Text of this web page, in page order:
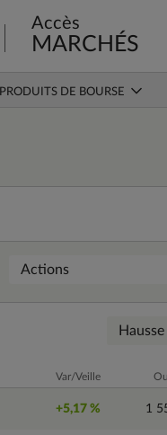
Accès
MARCHÉS
PRODUITS DE BOURSE
Actions
Hausse
Var/Veille
+5,17 % 1